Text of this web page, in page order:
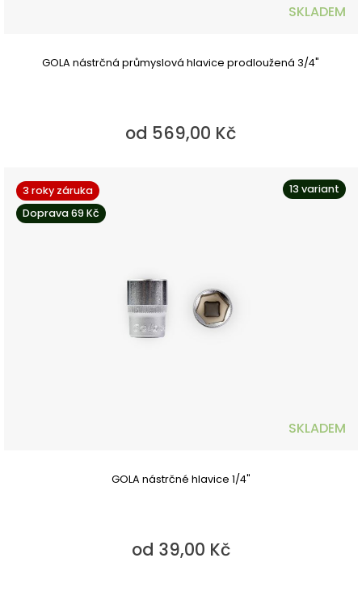
SKLADEM
GOLA nástrčná průmyslová hlavice prodloužená 3/4"
od 569,00 Kč
13 variant
3 roky záruka
Doprava 69 Kč
SKLADEM
GOLA nástrčné hlavice 1/4"
od 39,00 Kč